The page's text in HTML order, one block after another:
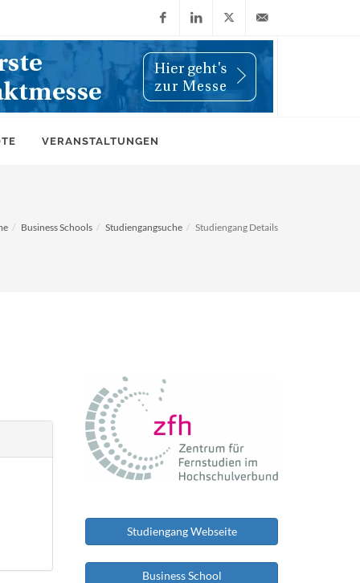
FacebookLinkedIn
X
(Twitter)
info@wiwi-
VERANSTALTUNGEN
Business Schools Studiengangsuche Studiengang Details
Studiengang Webseite
Business School